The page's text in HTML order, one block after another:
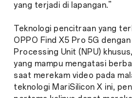
yang terjadi di lapangan.”
Teknologi pencitraan yang
OPPO Find X5 Pro 5G dengan
Processing Unit (NPU)
yang mampu mengatasi
saat merekam video pada
teknologi MariSilicon X ini,